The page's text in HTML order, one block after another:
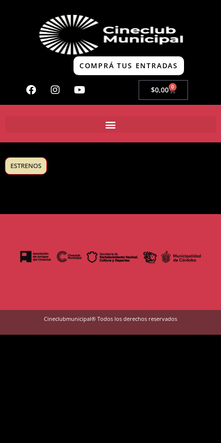
COMPRÁ TUS ENTRADAS
$0,00 0
ESTRENOS
Cineclubmunicipal® Todos los derechos reservados